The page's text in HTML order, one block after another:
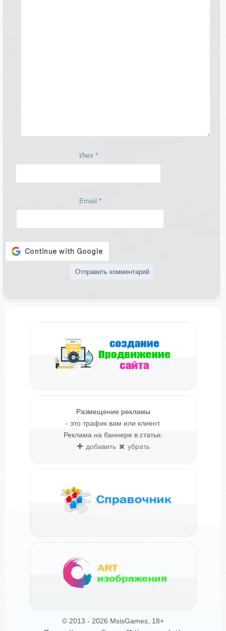
Имя *
Email *
Размещение рекламы
- это трафик вам или клиент.
Реклама на баннере в статье.
добавить
убрать
© 2013 - 2026 MsisGames, 18+